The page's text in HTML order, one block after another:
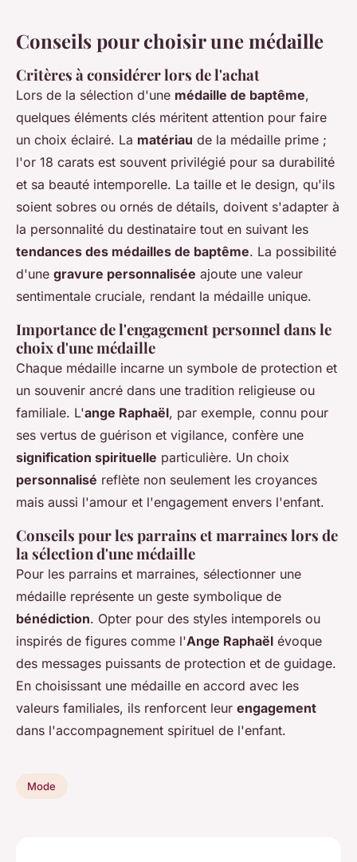
Conseils pour choisir une médaille
Critères à considérer lors de l'achat
Lors de la sélection d'une médaille de baptême,
quelques éléments clés méritent attention pour faire
un choix éclairé. La matériau de la médaille prime ;
l'or 18 carats est souvent privilégié pour sa durabilité
et sa beauté intemporelle. La taille et le design, qu'ils
soient sobres ou ornés de détails, doivent s'adapter à
la personnalité du destinataire tout en suivant les
tendances des médailles de baptême. La possibilité
d'une gravure personnalisée ajoute une valeur
sentimentale cruciale, rendant la médaille unique.
Importance de l'engagement personnel dans le
choix d'une médaille
Chaque médaille incarne un symbole de protection et
un souvenir ancré dans une tradition religieuse ou
familiale. L'ange Raphaël, par exemple, connu pour
ses vertus de guérison et vigilance, confère une
signification spirituelle particulière. Un choix
personnalisé reflète non seulement les croyances
mais aussi l'amour et l'engagement envers l'enfant.
Conseils pour les parrains et marraines lors de
la sélection d'une médaille
Pour les parrains et marraines, sélectionner une
médaille représente un geste symbolique de
bénédiction. Opter pour des styles intemporels ou
inspirés de figures comme l'Ange Raphaël évoque
des messages puissants de protection et de guidage.
En choisissant une médaille en accord avec les
valeurs familiales, ils renforcent leur engagement
dans l'accompagnement spirituel de l'enfant.
Mode